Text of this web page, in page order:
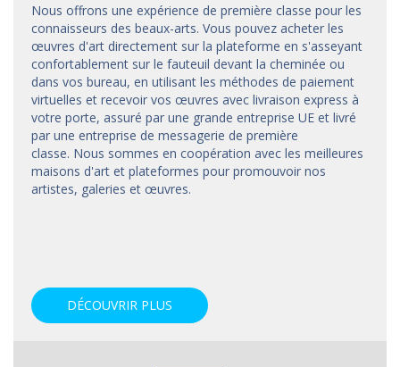
Nous offrons une expérience de première classe pour les
connaisseurs des beaux-arts. Vous pouvez acheter les
œuvres d'art directement sur la plateforme en s'asseyant
confortablement sur le fauteuil devant la cheminée ou
dans vos bureau, en utilisant les méthodes de paiement
virtuelles et recevoir vos œuvres avec livraison express à
votre porte, assuré par une grande entreprise UE et livré
par une entreprise de messagerie de première
classe. Nous sommes en coopération avec les meilleures
maisons d'art et plateformes pour promouvoir nos
artistes, galeries et œuvres.
DÉCOUVRIR PLUS